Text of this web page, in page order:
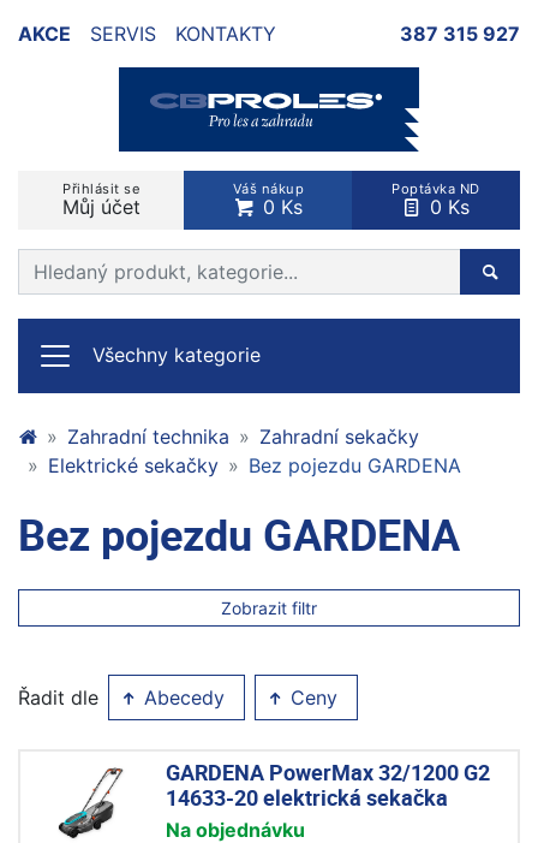
AKCE SERVIS KONTAKTY 387 315 927
Přihlásit se
Můj účet
Váš nákup
0 Ks
Poptávka ND
0 Ks
Prohledat web
Všechny kategorie
Zahradní technika
Zahradní sekačky
Elektrické sekačky
Bez pojezdu GARDENA
Bez pojezdu GARDENA
Zobrazit filtr
Řadit dle Abecedy Ceny
GARDENA PowerMax 32/1200 G2
14633-20 elektrická sekačka
Na objednávku